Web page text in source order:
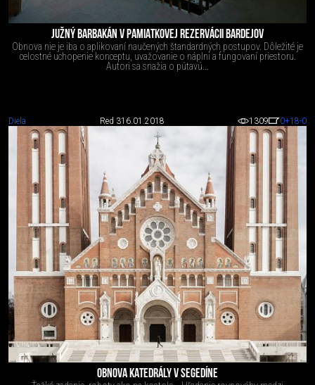
JUŽNÝ BARBAKÁN V PAMIATKOVEJ REZERVÁCII BARDEJOV
Obnova nie je iba o aplikovaní naučených štandardných postupov. Dôležité je
celostné uchopenie konceptu, uvažovanie o náplni a fungovaní priestoru.
Autori sa snažia o pútavú...
Diela Red 316.01.2018 1309 0+18-0
OBNOVA KATEDRÁLY V SEGEDÍNE